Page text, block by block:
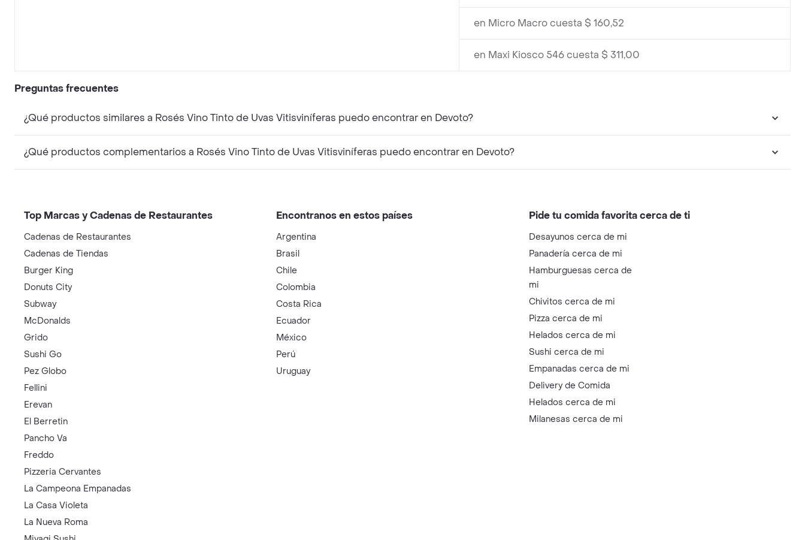
en Micro Macro cuesta $ 160,52
en Maxi Kiosco 546 cuesta $ 311,00
Preguntas frecuentes
¿Qué productos similares a Rosés Vino Tinto de Uvas Vitisviníferas puedo encontrar en Devoto?
¿Qué productos complementarios a Rosés Vino Tinto de Uvas Vitisviníferas puedo encontrar en Devoto?
Top Marcas y Cadenas de Restaurantes
Cadenas de Restaurantes
Cadenas de Tiendas
Burger King
Donuts City
Subway
McDonalds
Grido
Sushi Go
Pez Globo
Fellini
Erevan
El Berretin
Pancho Va
Freddo
Pizzeria Cervantes
La Campeona Empanadas
La Casa Violeta
La Nueva Roma
Encontranos en estos países
Argentina
Brasil
Chile
Colombia
Costa Rica
Ecuador
México
Perú
Uruguay
Pide tu comida favorita cerca de ti
Desayunos cerca de mi
Panadería cerca de mi
Hamburguesas cerca de
mi
Chivitos cerca de mi
Pizza cerca de mi
Helados cerca de mi
Sushi cerca de mi
Empanadas cerca de mi
Delivery de Comida
Helados cerca de mi
Milanesas cerca de mi